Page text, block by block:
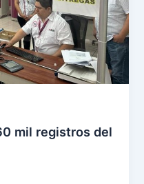
mil registros del